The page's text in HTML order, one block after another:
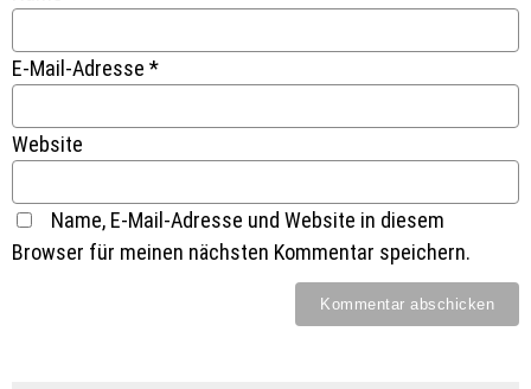
E-Mail-Adresse *
Website
Name, E-Mail-Adresse und Website in diesem
Browser für meinen nächsten Kommentar speichern.